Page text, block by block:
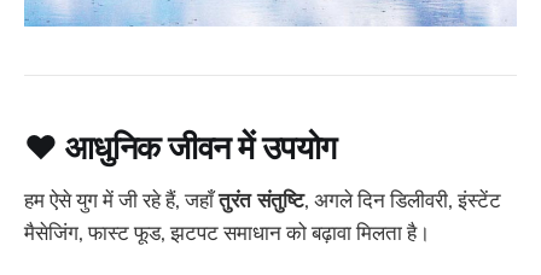
❤️ आधुनिक जीवन में उपयोग
हम ऐसे युग में जी रहे हैं, जहाँतुरंत संतुष्टि, अगले दिन डिलीवरी, इंस्टेंट
मैसेजिंग, फास्ट फूड, झटपट समाधान को बढ़ावा मिलता है।